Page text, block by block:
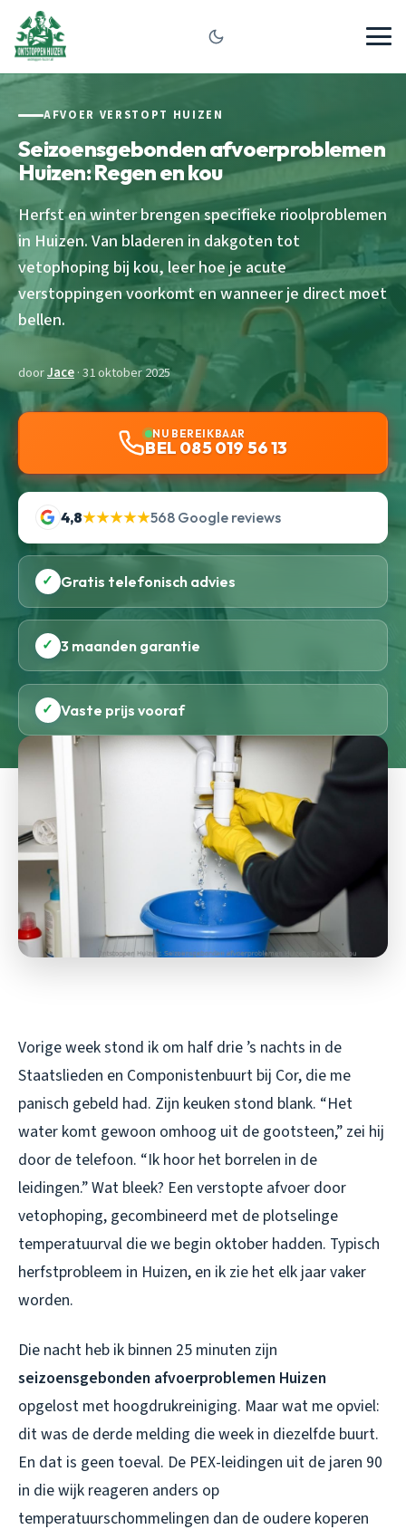
AFVOER VERSTOPT HUIZEN
Seizoensgebonden afvoerproblemen
Huizen: Regen en kou
Herfst en winter brengen specifieke rioolproblemen
in Huizen. Van bladeren in dakgoten tot
vetophoping bij kou, leer hoe je acute
verstoppingen voorkomt en wanneer je direct moet
bellen.
doorJace· 31 oktober 2025
NU BEREIKBAAR
BEL 085 019 56 13
4,8★★★★★568 Google reviews
✓ Gratis telefonisch advies
✓ 3 maanden garantie
✓ Vaste prijs vooraf
Vorige week stond ik om half drie ’s nachts in de
Staatslieden en Componistenbuurt bij Cor, die me
panisch gebeld had. Zijn keuken stond blank. “Het
water komt gewoon omhoog uit de gootsteen,” zei hij
door de telefoon. “Ik hoor het borrelen in de
leidingen.” Wat bleek? Een verstopte afvoer door
vetophoping, gecombineerd met de plotselinge
temperatuurval die we begin oktober hadden. Typisch
herfstprobleem in Huizen, en ik zie het elk jaar vaker
worden.
Die nacht heb ik binnen 25 minuten zijn
seizoensgebonden afvoerproblemen Huizen
opgelost met hoogdrukreiniging. Maar wat me opviel:
dit was de derde melding die week in diezelfde buurt.
En dat is geen toeval. De PEX-leidingen uit de jaren 90
in die wijk reageren anders op
temperatuurschommelingen dan de oudere koperen